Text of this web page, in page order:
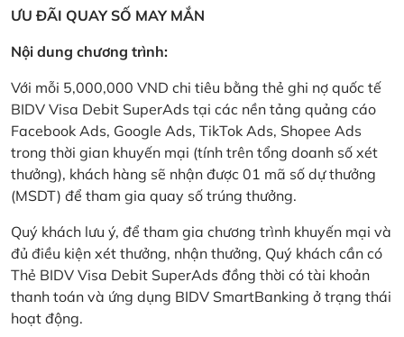
ƯU ĐÃI QUAY SỐ MAY MẮN
Nội dung chương trình:
Với mỗi 5,000,000 VND chi tiêu bằng thẻ ghi nợ quốc tế
BIDV Visa Debit SuperAds tại các nền tảng quảng cáo
Facebook Ads, Google Ads, TikTok Ads, Shopee Ads
trong thời gian khuyến mại (tính trên tổng doanh số xét
thưởng), khách hàng sẽ nhận được 01 mã số dự thưởng
(MSDT) để tham gia quay số trúng thưởng.
Quý khách lưu ý, để tham gia chương trình khuyến mại và
đủ điều kiện xét thưởng, nhận thưởng, Quý khách cần có
Thẻ BIDV Visa Debit SuperAds đồng thời có tài khoản
thanh toán và ứng dụng BIDV SmartBanking ở trạng thái
hoạt động.